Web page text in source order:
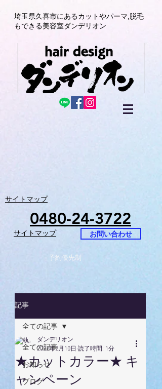
埼玉県久喜市にあるカットやパーマ, 脱毛
もできる美容室ダンデリオン
サイトマップ
0480-24-3722
サイトマップ お問い合わせ
予約優先制
記事
全ての記事
お知らせ
ブログ
全ての記事
★カットカラー★ キ
ャンペーン
ダンデリオン
2022年2月10日 読了時間: 1分